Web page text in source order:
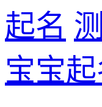
起名
宝宝